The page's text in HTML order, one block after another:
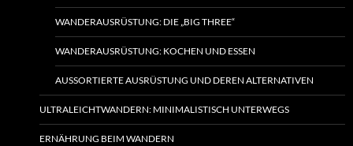
WANDERAUSRÜSTUNG: DIE „BIG THREE“
WANDERAUSRÜSTUNG: KOCHEN UND ESSEN
AUSSORTIERTE AUSRÜSTUNG UND DEREN ALTERNATIVEN
ULTRALEICHTWANDERN: MINIMALISTISCH UNTERWEGS
ERNÄHRUNG BEIM WANDERN